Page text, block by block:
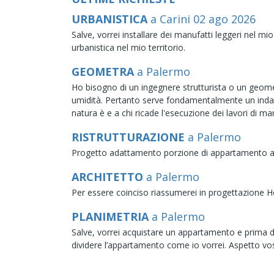
URBANISTICA a Carini 02 ago 2026
Salve, vorrei installare dei manufatti leggeri nel
urbanistica nel mio territorio.
GEOMETRA a Palermo
Ho bisogno di un ingegnere strutturista o un
umidità. Pertanto serve fondamentalmente un
natura è e a chi ricade l'esecuzione dei lavori di
RISTRUTTURAZIONE a Palermo
Progetto adattamento porzione di appartamento
ARCHITETTO a Palermo
Per essere coinciso riassumerei in progettazione
PLANIMETRIA a Palermo
Salve, vorrei acquistare un appartamento e prima
dividere l’appartamento come io vorrei. Aspetto